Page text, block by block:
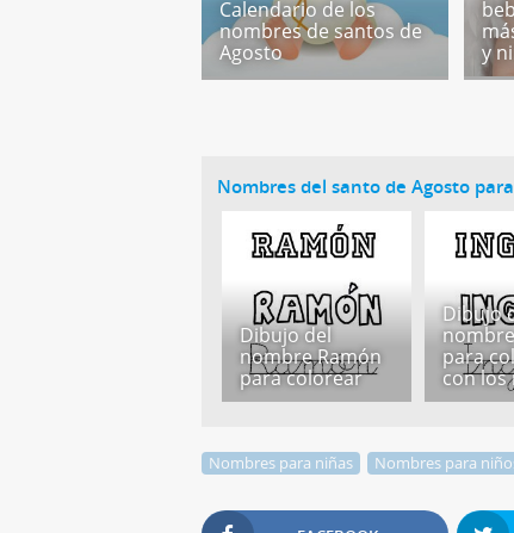
Calendario de los
nombres de santos de
Agosto
y
Nombres del santo de Agosto
Dibujo del
nombre Ramón
para colorear
Dibujo
para
con los
Nombres para niñas Nombres para